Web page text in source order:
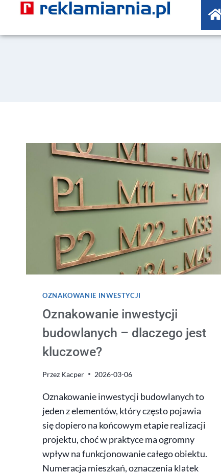
OZNAKOWANIE INWESTYCJI
Oznakowanie inwestycji
budowlanych – dlaczego jest
kluczowe?
Przez Kacper 2026-03-06
Oznakowanie inwestycji budowlanych to
jeden z elementów, który często pojawia
się dopiero na końcowym etapie realizacji
projektu, choć w praktyce ma ogromny
wpływ na funkcjonowanie całego obiektu.
Numeracja mieszkań, oznaczenia klatek